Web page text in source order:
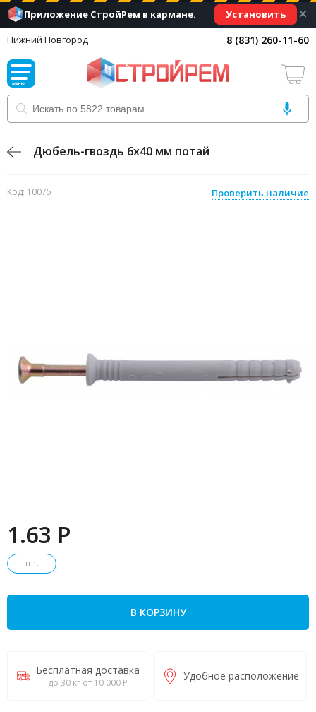
Приложение СтройРем в кармане. Установить ×
Нижний Новгород 8 (831) 260-11-60
Дюбель-гвоздь 6х40 мм потай
Код: 10075 Проверить наличие
1.63 P
шт.
В КОРЗИНУ
Бесплатная доставка
до 30 кг от 10 000 Р
Удобное расположение